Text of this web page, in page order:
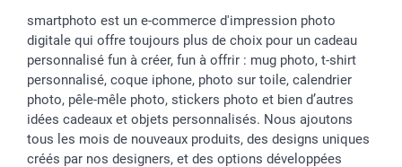
smartphoto est un e-commerce d'impression photo
digitale qui offre toujours plus de choix pour un cadeau
personnalisé fun à créer, fun à offrir : mug photo, t-shirt
personnalisé, coque iphone, photo sur toile, calendrier
photo, pêle-mêle photo, stickers photo et bien d’autres
idées cadeaux et objets personnalisés. Nous ajoutons
tous les mois de nouveaux produits, des designs uniques
créés par nos designers, et des options développées